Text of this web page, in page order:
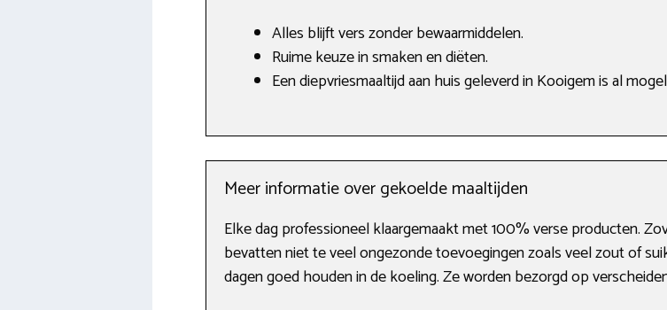
Alles blijft vers zonder bewaarmiddelen.
Ruime keuze in smaken en diëten.
Een diepvriesmaaltijd aan huis geleverd in Kooigem is al
Meer informatie over gekoelde maaltijden
Elke dag professioneel klaargemaakt met 100% verse producten.
bevatten niet te veel ongezonde toevoegingen zoals veel zout of
dagen goed houden in de koeling. Ze worden bezorgd op